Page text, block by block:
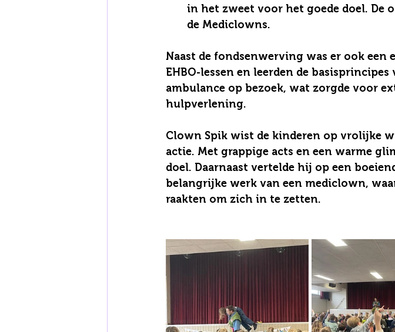
in het zweet voor het goede doel. De
de Mediclowns.
Naast de fondsenwerving was er ook een
EHBO-lessen en leerden de
ambulance op bezoek, wat zorgde voor
hulpverlening.
Clown Spik wist de kinderen op vrolijke
actie. Met grappige acts en een warme
doel. Daarnaast vertelde hij op een
belangrijke werk van een mediclown,
raakten om zich in te zetten.